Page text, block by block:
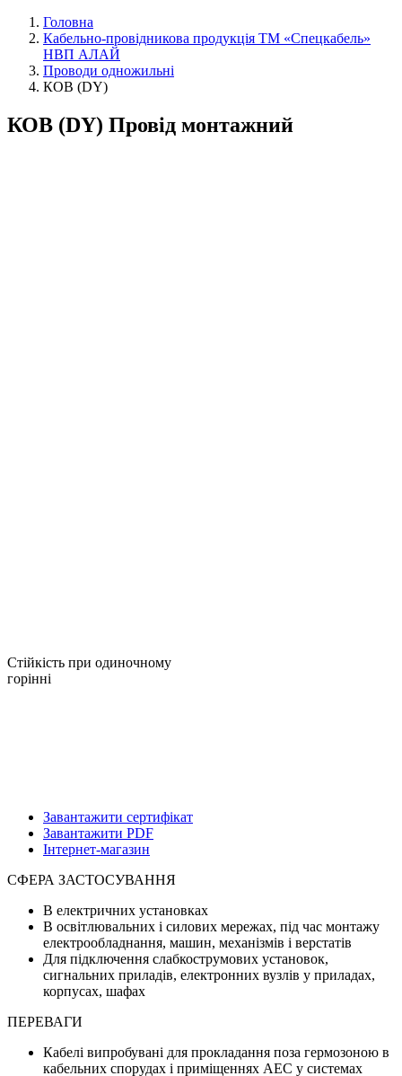
Головна
Кабельно-провідникова продукція ТМ «Спецкабель»
НВП АЛАЙ
Проводи одножильні
КОВ (DY)
КОВ (DY) Провід монтажний
Стійкість при одиночному
горінні
Завантажити сертифікат
Завантажити PDF
Інтернет-магазин
СФЕРА ЗАСТОСУВАННЯ
В електричних установках
В освітлювальних і силових мережах, під час монтажу
електрообладнання, машин, механізмів і верстатів
Для підключення слабкострумових установок,
сигнальних приладів, електронних вузлів у приладах,
корпусах, шафах
ПЕРЕВАГИ
Кабелі випробувані для прокладання поза гермозоною в
кабельних спорудах і приміщеннях АЕС у системах